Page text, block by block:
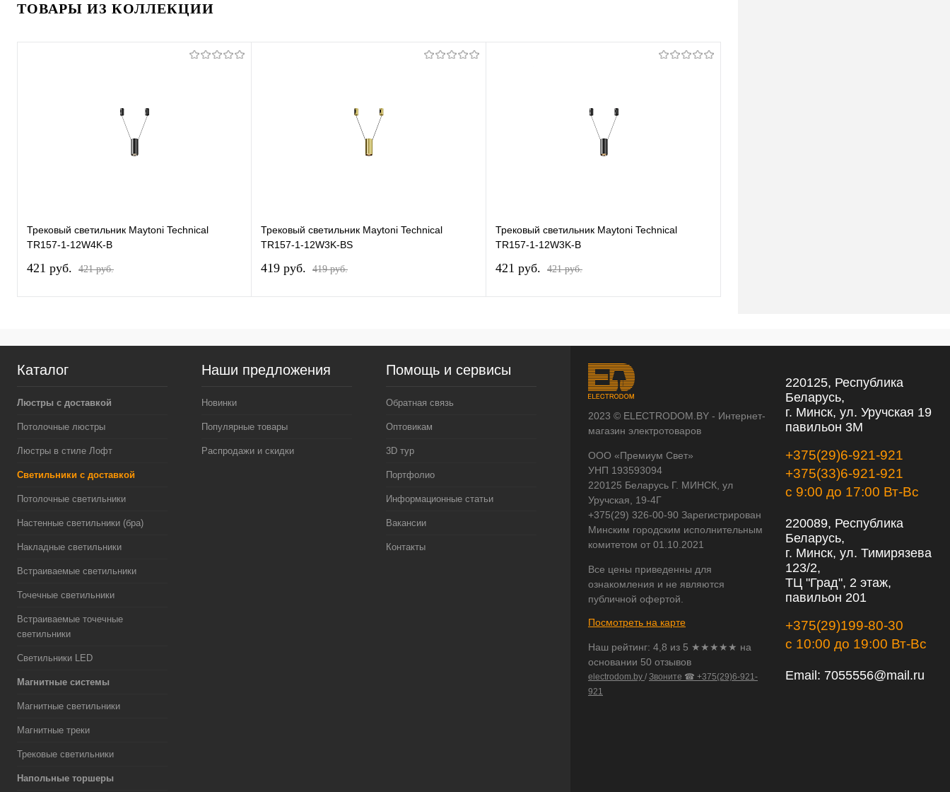
ТОВАРЫ ИЗ КОЛЛЕКЦИИ
Трековый светильник Maytoni Technical
TR157-1-12W4K-B
421 pуб. 421 pуб.
Трековый светильник Maytoni Technical
TR157-1-12W3K-BS
419 pуб. 419 pуб.
Трековый светильник Maytoni Technical
TR157-1-12W3K-B
421 pуб. 421 pуб.
Каталог
Люстры с доставкой
Потолочные люстры
Люстры в стиле Лофт
Светильники с доставкой
Потолочные светильники
Настенные светильники (бра)
Накладные светильники
Встраиваемые светильники
Точечные светильники
Встраиваемые точечные
светильники
Светильники LED
Магнитные системы
Магнитные светильники
Магнитные треки
Трековые светильники
Напольные торшеры
Наши предложения
Новинки
Популярные товары
Распродажи и скидки
Помощь и сервисы
Обратная связь
Оптовикам
3D тур
Портфолио
Информационные статьи
Вакансии
Контакты
2023 © ELECTRODOM.BY - Интернет-
магазин электротоваров
ООО «Премиум Свет»
УНП 193593094
220125 Беларусь Г. МИНСК, ул
Уручская, 19-4Г
+375(29) 326-00-90 Зарегистрирован
Минским городским исполнительным
комитетом от 01.10.2021
Все цены приведенны для
ознакомления и не являются
публичной офертой.
Посмотреть на карте
Наш рейтинг: 4,8 из 5 ★★★★★ на
основании 50 отзывов
electrodom.by / Звоните ☎ +375(29)6-921-
921
220125, Республика
Беларусь,
г. Минск, ул. Уручская 19
павильон 3М
+375(29)6-921-921
+375(33)6-921-921
с 9:00 до 17:00 Вт-Вс
220089, Республика
Беларусь,
г. Минск, ул. Тимирязева
123/2,
ТЦ "Град", 2 этаж,
павильон 201
+375(29)199-80-30
с 10:00 до 19:00 Вт-Вс
Email: 7055556@mail.ru